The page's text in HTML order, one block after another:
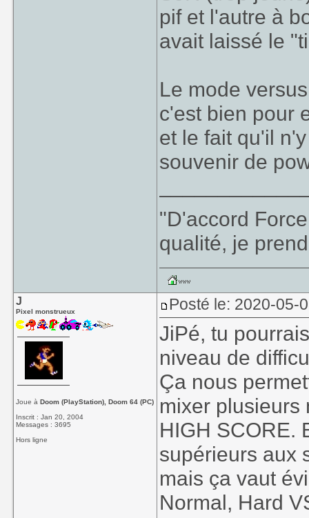
pif et l'autre à
avait laissé le
Le mode
c'est bien pour
et le fait qu'il
souvenir de
"D'accord
qualité, je
J
Pixel monstrueux
Joue àDoom (PlayStation), Doom 64 (PC)
Inscrit : Jan 20, 2004
Messages : 3695
Hors ligne
Posté le: 2020-05-
JiPé, tu
niveau de
Ça nous
mixer plusieurs
HIGH SCORE.
supérieurs aux
mais ça vaut
Normal, Hard